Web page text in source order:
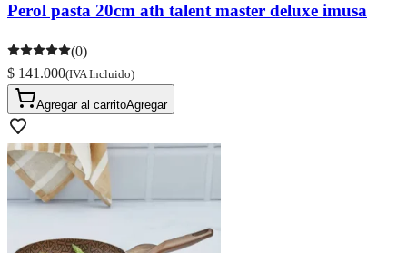
Perol pasta 20cm ath talent master deluxe imusa
(0)
$ 141.000(IVA Incluido)
Agregar al carritoAgregar